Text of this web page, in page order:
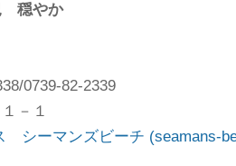
やか
0739-82-2339
－１
シーマンズビーチ (seamans-